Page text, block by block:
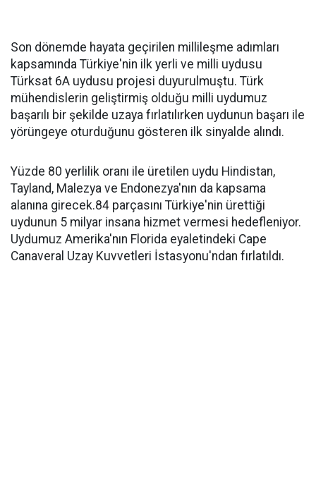
Son dönemde hayata geçirilen millileşme adımları
kapsamında Türkiye'nin ilk yerli ve milli uydusu
Türksat 6A uydusu projesi duyurulmuştu. Türk
mühendislerin geliştirmiş olduğu milli uydumuz
başarılı bir şekilde uzaya fırlatılırken uydunun başarı ile
yörüngeye oturduğunu gösteren ilk sinyalde alındı.
Yüzde 80 yerlilik oranı ile üretilen uydu Hindistan,
Tayland, Malezya ve Endonezya'nın da kapsama
alanına girecek.84 parçasını Türkiye'nin ürettiği
uydunun 5 milyar insana hizmet vermesi hedefleniyor.
Uydumuz Amerika'nın Florida eyaletindeki Cape
Canaveral Uzay Kuvvetleri İstasyonu'ndan fırlatıldı.